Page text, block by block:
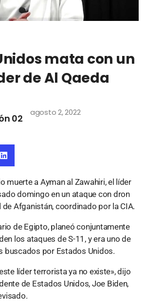
mata con un
de Al Qaeda
02
agosto 2, 2022
muerte a Ayman al Zawahiri, el líder
domingo en un ataque con dron
de Afganistán, coordinado por la CIA.
de Egipto, planeó conjuntamente
los ataques de S-11, y era uno de
buscados por Estados Unidos.
líder terrorista ya no existe», dijo
de Estados Unidos, Joe Biden,